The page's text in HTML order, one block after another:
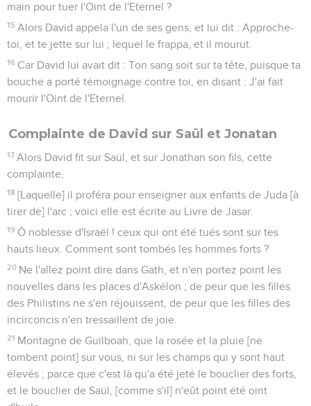
main pour tuer l'Oint de l'Eternel ?
15 Alors David appela l'un de ses gens, et lui dit : Approche-
toi, et te jette sur lui ; lequel le frappa, et il mourut.
16 Car David lui avait dit : Ton sang soit sur ta tête, puisque ta
bouche a porté témoignage contre toi, en disant : J'ai fait
mourir l'Oint de l'Eternel.
Complainte de David sur Saül et Jonatan
17 Alors David fit sur Saül, et sur Jonathan son fils, cette
complainte,
18 [Laquelle] il proféra pour enseigner aux enfants de Juda [à
tirer de] l'arc ; voici elle est écrite au Livre de Jasar.
19 Ô noblesse d'Israël ! ceux qui ont été tués sont sur tes
hauts lieux. Comment sont tombés les hommes forts ?
20 Ne l'allez point dire dans Gath, et n'en portez point les
nouvelles dans les places d'Askélon ; de peur que les filles
des Philistins ne s'en réjouissent, de peur que les filles des
incirconcis n'en tressaillent de joie.
21 Montagne de Guilboah, que la rosée et la pluie [ne
tombent point] sur vous, ni sur les champs qui y sont haut
élevés ; parce que c'est là qu'a été jeté le bouclier des forts,
et le bouclier de Saül, [comme s'il] n'eût point été oint